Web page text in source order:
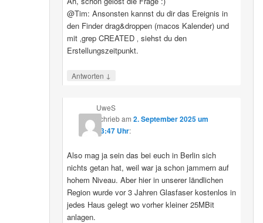
@Tim: Ansonsten kannst du dir das Ereignis in
den Finder drag&droppen (macos Kalender) und
mit ‚grep CREATED ‚ siehst du den
Erstellungszeitpunkt.
Antworten ↓
UweS
schriebam 2. September 2025 um
13:47 Uhr:
Also mag ja sein das bei euch in Berlin sich
nichts getan hat, weil war ja schon jammern auf
hohem Niveau. Aber hier in unserer ländlichen
Region wurde vor 3 Jahren Glasfaser kostenlos in
jedes Haus gelegt wo vorher kleiner 25MBit
anlagen.